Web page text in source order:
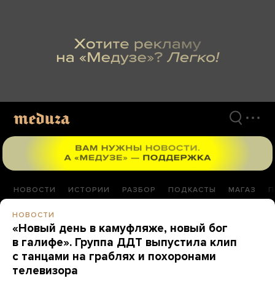
НОВОСТИ ИСТОРИИ РАЗБОР ПОДКАСТЫ МАГАЗ
НОВОСТИ
«Новый день в камуфляже, новый бог
в галифе». Группа ДДТ выпустила клип
с танцами на граблях и похоронами
телевизора